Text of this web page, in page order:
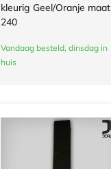
kleurig Geel/Oranje maat
240
Vandaag besteld, dinsdag in
huis